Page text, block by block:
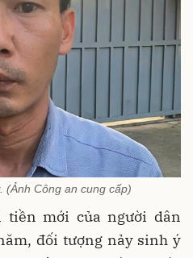
(Ảnh Công an cung cấp)
tiền mới của người dân
đối tượng nảy sinh ý